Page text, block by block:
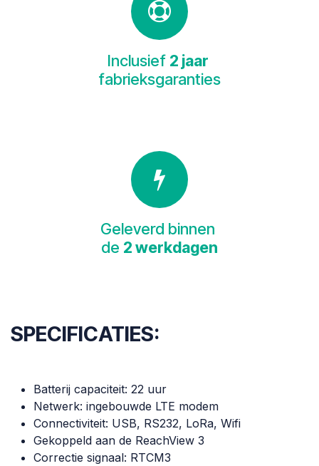
Inclusief 2 jaar
fabrieksgaranties
Geleverd binnen
de 2 werkdagen
SPECIFICATIES:
Batterij capaciteit: 22 uur
Netwerk: ingebouwde LTE modem
Connectiviteit: USB, RS232, LoRa, Wifi
Gekoppeld aan de ReachView 3
Correctie signaal: RTCM3